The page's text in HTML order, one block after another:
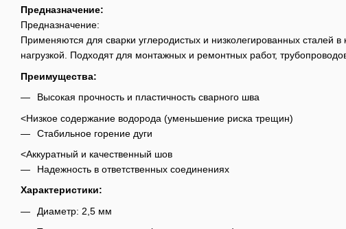
Предназначение:
Предназначение:
Применяются для сварки углеродистых и низколегированных сталей
нагрузкой. Подходят для монтажных и ремонтных работ,
Преимущества:
Высокая прочность и пластичность сварного шва
<Низкое содержание водорода (уменьшение риска трещин)
Стабильное горение дуги
<Аккуратный и качественный шов
Надежность в ответственных соединениях
Характеристики:
Диаметр: 2,5 мм